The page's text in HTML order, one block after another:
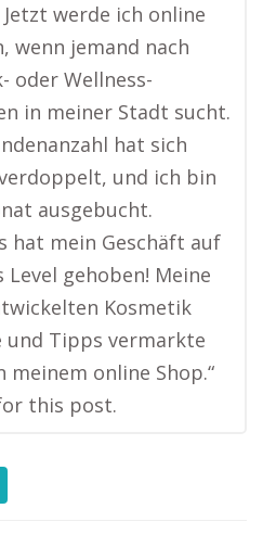
werde ich online
wenn jemand nach
oder Wellness-
in meiner Stadt sucht.
hat sich
und ich bin
ausgebucht.
hat mein Geschäft auf
Level gehoben! Meine
Kosmetik
und Tipps vermarkte
meinem online Shop.“
this post.